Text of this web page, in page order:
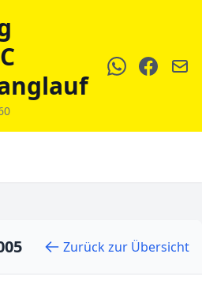
Zurück zur Übersicht